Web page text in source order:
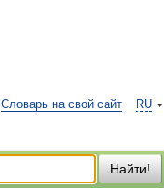
RU
Словарь на свой сайт
Найти!